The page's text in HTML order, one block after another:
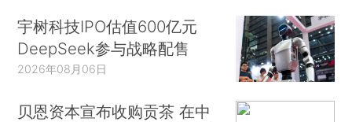
宇树科技IPO估值600亿元
DeepSeek参与战略配售
2026年08月06日
贝恩资本宣布收购贡茶 在中